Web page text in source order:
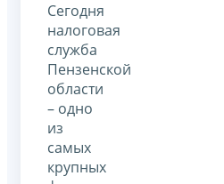
Сегодня
налоговая
служба
Пензенской
области
– одно
из
самых
крупных